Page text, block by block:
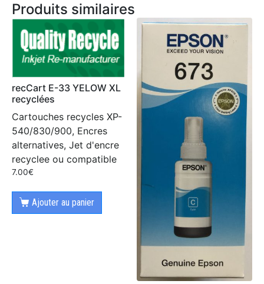
Produits similaires
recCart E-33 YELOW XL
recyclées
Cartouches recycles XP-
540/830/900, Encres
alternatives, Jet d'encre
recyclee ou compatible
7.00€
Ajouter au panier